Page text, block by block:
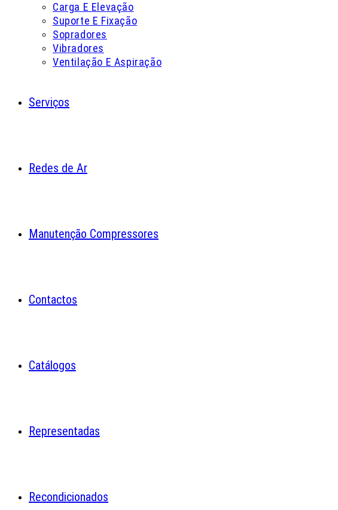
Carga E Elevação
Suporte E Fixação
Sopradores
Vibradores
Ventilação E Aspiração
Serviços
Redes de Ar
Manutenção Compressores
Contactos
Catálogos
Representadas
Recondicionados